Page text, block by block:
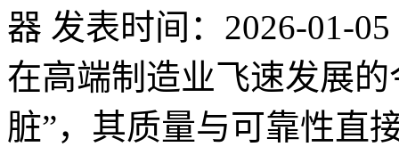
器 发表时间：2026-01-05
在高端制造业飞速发展
脏”，其质量与可靠性直